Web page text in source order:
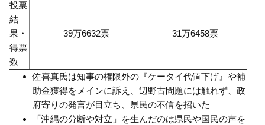
投票
結
果・
得票
数
39万6632票 31万6458票
佐喜真氏は知事の権限外の『ケータイ代値下げ』や補
助金獲得をメインに訴え、辺野古問題には触れず、政
府寄りの発言が目立ち、県民の不信を招いた
「沖縄の分断や対立」を生んだのは県民や国民の声を